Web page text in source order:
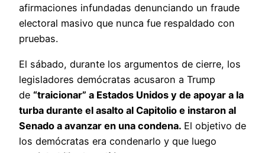
afirmaciones infundadas denunciando un fraude
electoral masivo que nunca fue respaldado con
pruebas.
El sábado, durante los argumentos de cierre, los
legisladores demócratas acusaron a Trump
de “traicionar” a Estados Unidos y de apoyar a la
turba durante el asalto al Capitolio e instaron al
Senado a avanzar en una condena. El objetivo de
los demócratas era condenarlo y que luego